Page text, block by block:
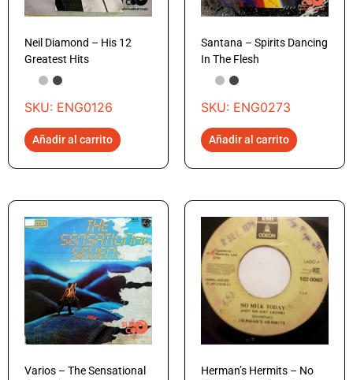
Neil Diamond – His 12
Greatest Hits
SKU: ENG0126
Añadir al carrito
Santana – Spirits Dancing
In The Flesh
SKU: ENG0273
Añadir al carrito
Varios – The Sensational
Herman’s Hermits – No